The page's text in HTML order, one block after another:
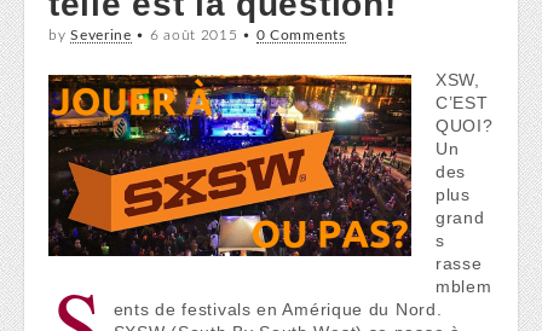
bySeverine • 6 août 2015 • 0 Comments
XSW,
C’EST
QUOI?
Un
des
plus
grand
s
rasse
mblem
ents de festivals en Amérique du Nord.